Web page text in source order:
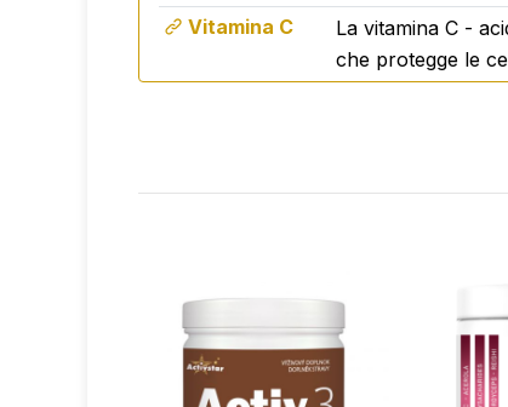
senza zuccheri aggiunti
dolcificato con stevia
ideale come bevanda mattutina o
Adatto all'uso quotidiano
✔ pratica forma in polvere
Vitamina C
La vitamina C -
che protegge le